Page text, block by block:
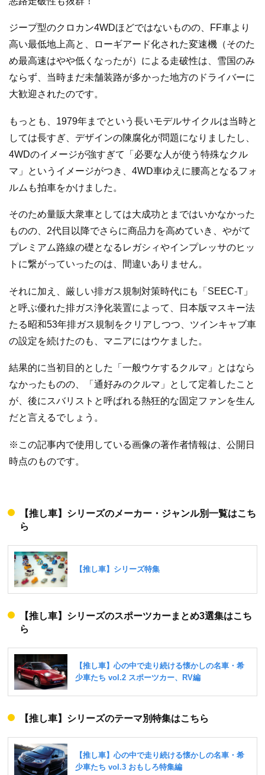
ジープ型のクロカン4WDほどではないものの、FF車より
高い最低地上高と、ローギアード化された変速機（そのた
め最高速はやや低くなったが）による走破性は、雪国のみ
ならず、当時まだ未舗装路が多かった地方のドライバーに
大歓迎されたのです。
もっとも、1979年までという長いモデルサイクルは当時と
しては長すぎ、デザインの陳腐化が問題になりましたし、
4WDのイメージが強すぎて「必要な人が使う特殊なクル
マ」というイメージがつき、4WD車ゆえに腰高となるフォ
ルムも拍車をかけました。
そのため量販大衆車としては大成功とまではいかなかった
ものの、2代目以降でさらに商品力を高めていき、やがて
プレミアム路線の礎となるレガシィやインプレッサのヒッ
トに繋がっていったのは、間違いありません。
それに加え、厳しい排ガス規制対策時代にも「SEEC-T」
と呼ぶ優れた排ガス浄化装置によって、日本版マスキー法
たる昭和53年排ガス規制をクリアしつつ、ツインキャブ車
の設定を続けたのも、マニアにはウケました。
結果的に当初目的とした「一般ウケするクルマ」とはなら
なかったものの、「通好みのクルマ」として定着したこと
が、後にスバリストと呼ばれる熱狂的な固定ファンを生ん
だと言えるでしょう。
※この記事内で使用している画像の著作者情報は、公開日
時点のものです。
【推し車】シリーズのメーカー・ジャンル別一覧はこち
ら
【推し車】シリーズのスポーツカーまとめ3選集はこち
ら
【推し車】シリーズのテーマ別特集はこちら